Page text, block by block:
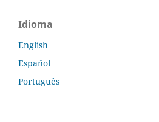
Idioma
English
Español
Português